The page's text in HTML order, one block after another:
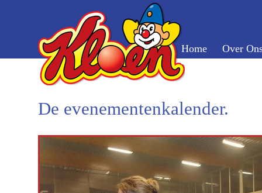
Home Over
De evenementenkalender.